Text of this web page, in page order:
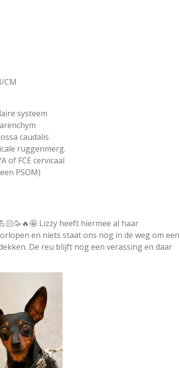
CM
systeem
caudalis
ruggenmerg.
of FCE cervicaal
PSOM)
Lizzy heeft hiermee al haar
en niets staat ons nog in de weg om een
De reu blijft nog een verassing en daar